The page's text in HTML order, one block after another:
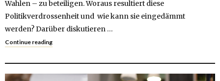
Wahlen – zu beteiligen. Woraus resultiert diese
Politikverdrossenheit und wie kann sie eingedämmt
werden? Darüber diskutieren …
Continue reading